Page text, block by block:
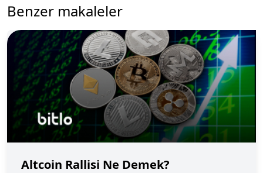
Benzer makaleler
Altcoin Rallisi Ne Demek?